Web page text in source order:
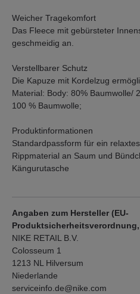
Weicher Tragekomfort
Das Fleece mit gebürsteter
geschmeidig an.
Verstellbarer Schutz
Die Kapuze mit Kordelzug
Material: Body: 80% Baumwolle/
100 % Baumwolle;
Produktinformationen
Standardpassform für ein
Rippmaterial an Saum und
Kängurutasche
Angaben zum Hersteller (EU-
Produktsicherheitsverordnung,
NIKE RETAIL B.V.
Colosseum 1
1213 NL Hilversum
Niederlande
serviceinfo.de@nike.com